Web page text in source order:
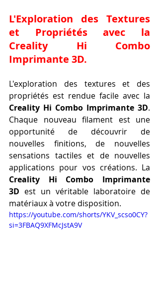
L'Exploration des Textures
et Propriétés avec la
Creality Hi Combo
Imprimante 3D.
L'exploration des textures et des
Creality Hi Combo Imprimante 3D.
Chaque nouveau filament est une
opportunité de découvrir de
nouvelles finitions, de nouvelles
sensations tactiles et de nouvelles
Creality Hi Combo Imprimante
3D est un véritable laboratoire de
matériaux à votre disposition.
https://youtube.com/shorts/YKV_scso0CY?
si=3FBAQ9XFMcJstA9V